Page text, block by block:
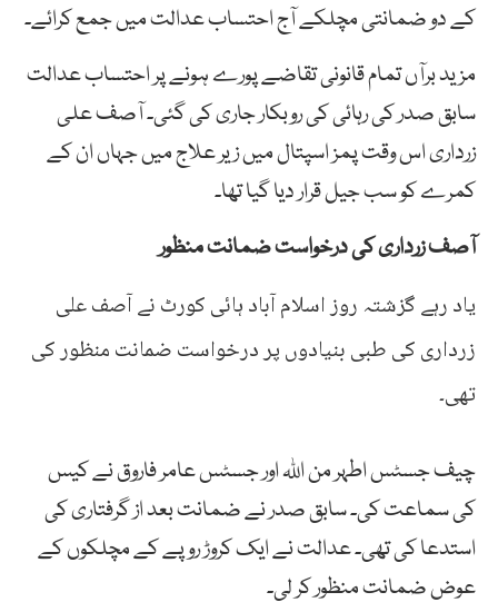
کے دو ضمانتی مچلکے آج احتساب عدالت میں جمع کرائے۔
مزید برآں تمام قانونی تقاضے پورے ہونے پر احتساب عدالت
سابق صدر کی رہائی کی روبکار جاری کی گئی۔ آصف علی
زرداری اس وقت پمز اسپتال میں زیر علاج میں جہاں ان کے
کمرے کو سب جیل قرار دیا گیا تھا۔
آصف زرداری کی درخواست ضمانت منظور
یاد رہے گزشتہ روز اسلام آباد ہائی کورٹ نے آصف علی
زرداری کی طبی بنیادوں پر درخواست ضمانت منظور کی
تھی۔
چیف جسٹس اطہر من اللہ اور جسٹس عامر فاروق نے کیس
کی سماعت کی۔ سابق صدر نے ضمانت بعد از گرفتاری کی
استدعا کی تھی۔ عدالت نے ایک کروڑ روپے کے مچلکوں کے
عوض ضمانت منظور کر لی۔